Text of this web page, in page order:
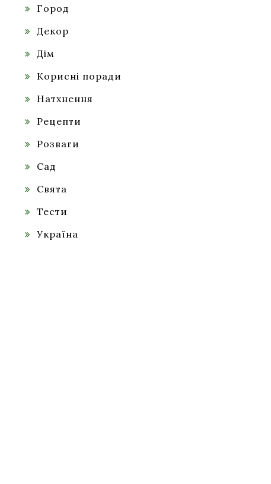
Город
Декор
Дім
Корисні поради
Натхнення
Рецепти
Розваги
Сад
Свята
Тести
Україна